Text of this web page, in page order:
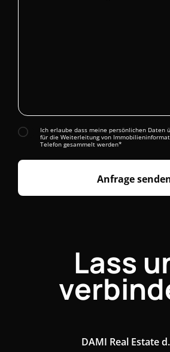
Lass
DAMI Real Estate
Ich erlaube dass meine persönlichen Daten
für die Weiterleitung von
Telefon gesammelt werden*
Anfrage